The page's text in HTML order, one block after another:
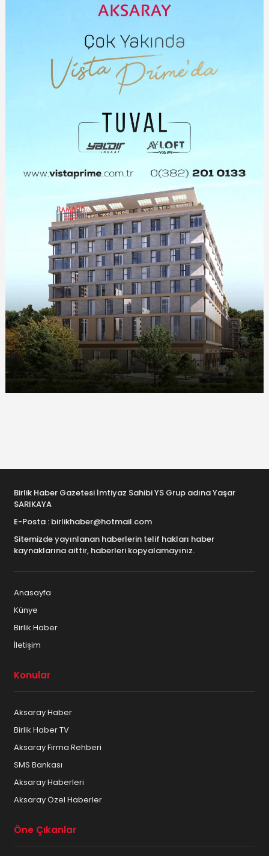
Birlik Haber Gazetesi İmtiyaz Sahibi YS Grup adına Yaşar
SARIKAYA
E-Posta : birlikhaber@hotmail.com
Sitemizde yayınlanan haberlerin telif hakları haber
kaynaklarına aittir, haberleri kopyalamayınız.
Anasayfa
Künye
Birlik Haber
İletişim
Konular
Aksaray Haber
Birlik Haber TV
Aksaray Firma Rehberi
SMS Bankası
Aksaray Haberleri
Aksaray Özel Haberler
Öne Çıkanlar